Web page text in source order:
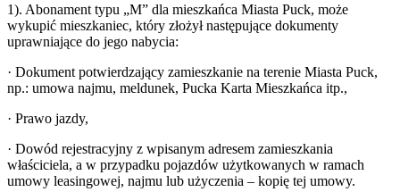
1). Abonament typu „M” dla mieszkańca Miasta Puck, może
wykupić mieszkaniec, który złożył następujące dokumenty
uprawniające do jego nabycia:
· Dokument potwierdzający zamieszkanie na terenie Miasta Puck,
np.: umowa najmu, meldunek, Pucka Karta Mieszkańca itp.,
· Prawo jazdy,
· Dowód rejestracyjny z wpisanym adresem zamieszkania
właściciela, a w przypadku pojazdów użytkowanych w ramach
umowy leasingowej, najmu lub użyczenia – kopię tej umowy.